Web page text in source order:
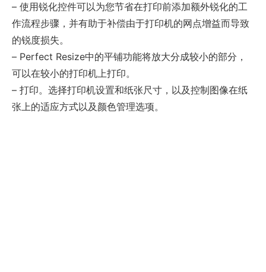
– 使用锐化控件可以为您节省在打印前添加额外锐化的工
作流程步骤，并有助于补偿由于打印机的网点增益而导致
的锐度损失。
– Perfect Resize中的平铺功能将放大分成较小的部分，
可以在较小的打印机上打印。
– 打印。选择打印机设置和纸张尺寸，以及控制图像在纸
张上的适应方式以及颜色管理选项。